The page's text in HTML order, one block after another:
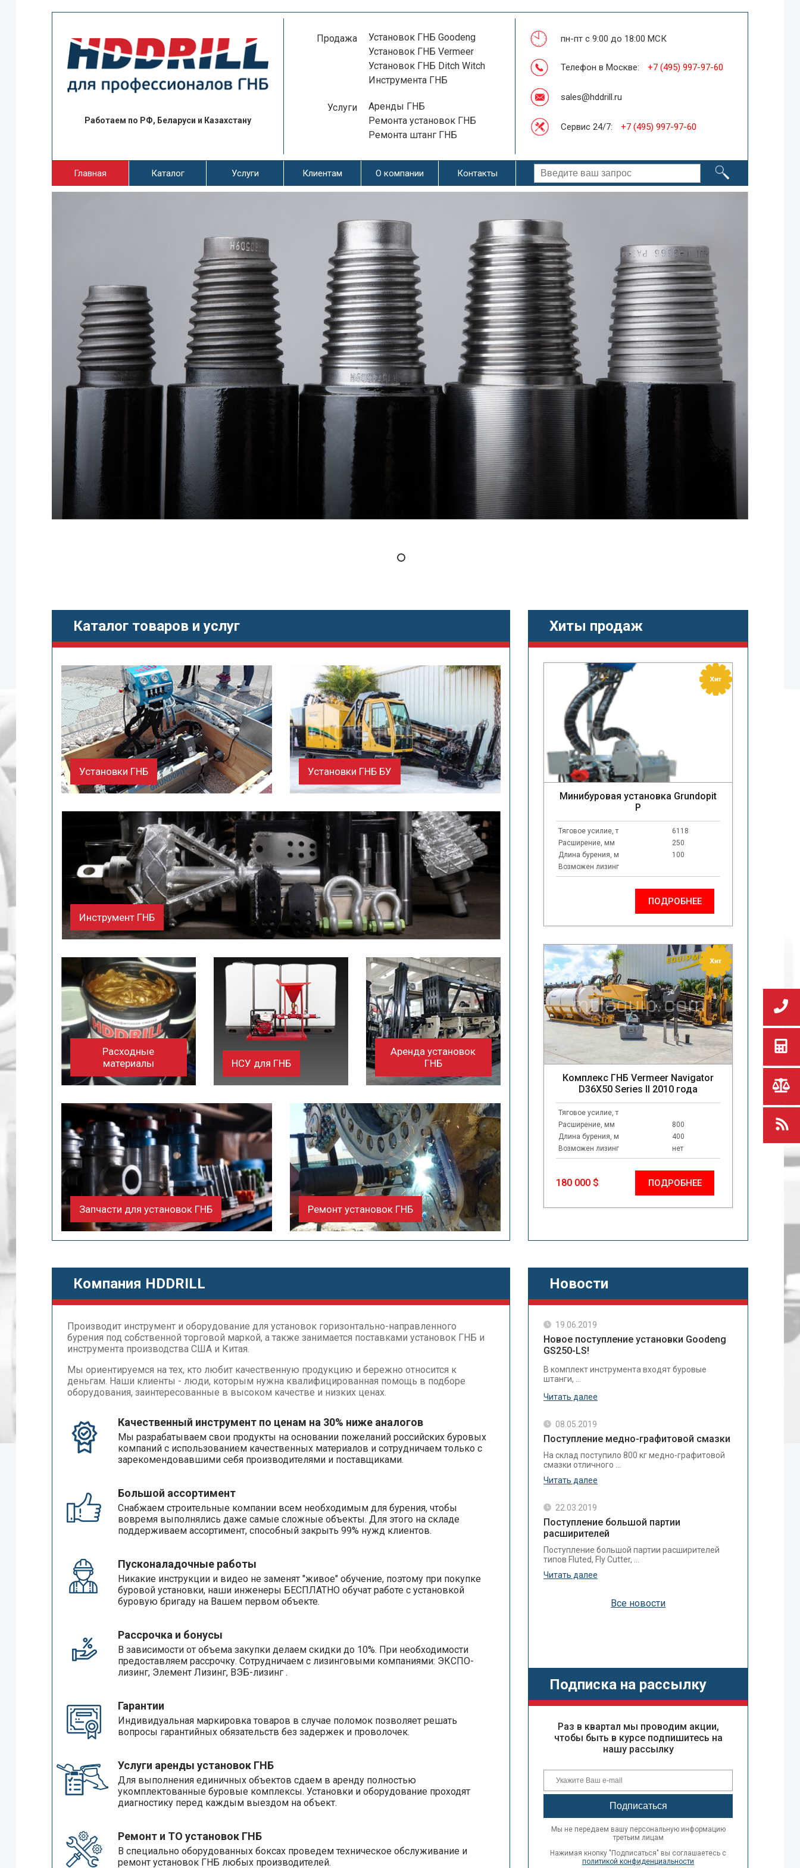
Работаем по РФ, Беларуси и Казахстану
Продажа
Установок ГНБ Goodeng
Установок ГНБ Vermeer
Установок ГНБ Ditch Witch
Инструмента ГНБ
Услуги
Аренды ГНБ
Ремонта установок ГНБ
Ремонта штанг ГНБ
пн-пт с 9:00 до 18:00 МСК
Телефон в Москве: +7 (495) 997-97-60
sales@hddrill.ru
Сервис 24/7: +7 (495) 997-97-60
Главная Каталог Услуги Клиентам О компании Контакты
Каталог товаров и услуг
Установки ГНБ Установки ГНБ БУ
Инструмент ГНБ
Расходные
материалы
НСУ для ГНБ
Аренда установок
ГНБ
Запчасти для установок ГНБ Ремонт установок ГНБ
Компания HDDRILL
Производит инструмент и оборудование для установок горизонтально-направленного
бурения под собственной торговой маркой, а также занимается поставками установок ГНБ и
инструмента производства США и Китая.
Мы ориентируемся на тех, кто любит качественную продукцию и бережно относится к
деньгам. Наши клиенты - люди, которым нужна квалифицированная помощь в подборе
оборудования, заинтересованные в высоком качестве и низких ценах.
Качественный инструмент по ценам на 30% ниже аналогов
Мы разрабатываем свои продукты на основании пожеланий российских буровых
компаний с использованием качественных материалов и сотрудничаем только с
зарекомендовавшими себя производителями и поставщиками.
Большой ассортимент
Снабжаем строительные компании всем необходимым для бурения, чтобы
вовремя выполнялись даже самые сложные объекты. Для этого на складе
поддерживаем ассортимент, способный закрыть 99% нужд клиентов.
Пусконаладочные работы
Никакие инструкции и видео не заменят "живое" обучение, поэтому при покупке
буровой установки, наши инженеры БЕСПЛАТНО обучат работе с установкой
буровую бригаду на Вашем первом объекте.
Рассрочка и бонусы
В зависимости от объема закупки делаем скидки до 10%. При необходимости
предоставляем рассрочку. Сотрудничаем с лизинговыми компаниями: ЭКСПО-
лизинг, Элемент Лизинг, ВЭБ-лизинг .
Гарантии
Индивидуальная маркировка товаров в случае поломок позволяет решать
вопросы гарантийных обязательств без задержек и проволочек.
Услуги аренды установок ГНБ
Для выполнения единичных объектов сдаем в аренду полностью
укомплектованные буровые комплексы. Установки и оборудование проходят
диагностику перед каждым выездом на объект.
Ремонт и ТО установок ГНБ
В специально оборудованных боксах проведем техническое обслуживание и
ремонт установок ГНБ любых производителей.
Хиты продаж
Минибуровая установка Grundopit
P
Тяговое усилие, т
6118
Расширение, мм
250
Длина бурения, м
100
Возможен лизинг
ПОДРОБНЕЕ
Комплекс ГНБ Vermeer Navigator
D36X50 Series II 2010 года
Тяговое усилие, т
Расширение, мм
800
Длина бурения, м
400
Возможен лизинг
нет
180 000 $ ПОДРОБНЕЕ
Новости
19.06.2019
Новое поступление установки Goodeng
GS250-LS!
В комплект инструмента входят буровые
штанги, ...
Читать далее
08.05.2019
Поступление медно-графитовой смазки
На склад поступило 800 кг медно-графитовой
смазки отличного ...
Читать далее
22.03.2019
Поступление большой партии
расширителей
Поступление большой партии расширителей
типов Fluted, Fly Cutter, ...
Читать далее
Все новости
Подписка на рассылку
Раз в квартал мы проводим акции,
чтобы быть в курсе подпишитесь на
нашу рассылку
Мы не передаем вашу персональную информацию
третьим лицам
Нажимая кнопку "Подписаться" вы соглашаетесь с
политикой конфиденциальности